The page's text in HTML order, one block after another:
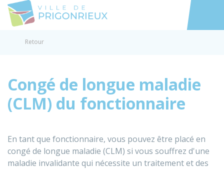
Accéder
Retour
Congé de longue maladie
(CLM) du fonctionnaire
En tant que fonctionnaire, vous pouvez être placé en
congé de longue maladie (CLM) si vous souffrez d'une
maladie invalidante qui nécessite un traitement et des